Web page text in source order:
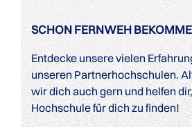
SCHON FERNWEH
Entdecke unsere vielen
unseren Partnerhochschulen.
wir dich auch gern und helfen
Hochschule für dich zu finden!